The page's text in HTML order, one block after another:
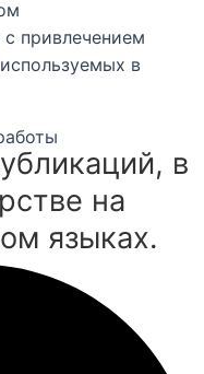
привлечением
в
в
на
языках.